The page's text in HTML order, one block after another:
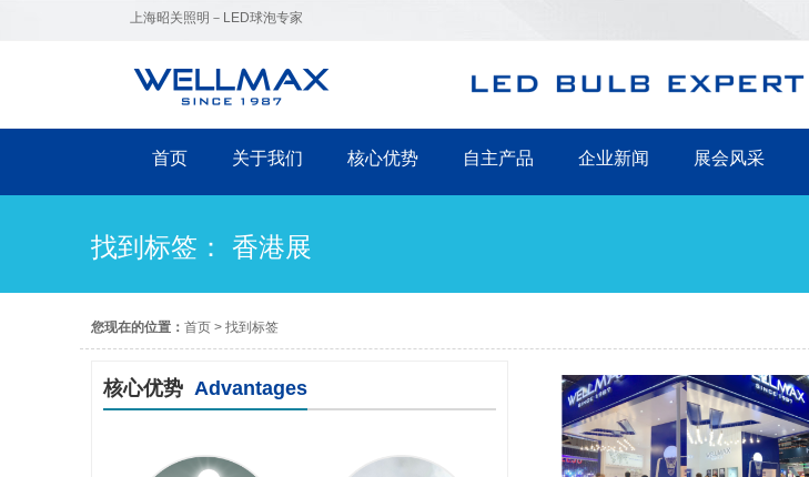
上海昭关照明－LED球泡专家
首页 关于我们 核心优势 自主产品 企业新闻 展会风采
找到标签： 香港展
您现在的位置： 首页 > 找到标签
核心优势 Advantages